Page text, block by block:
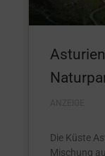
Die Küste
Mischung